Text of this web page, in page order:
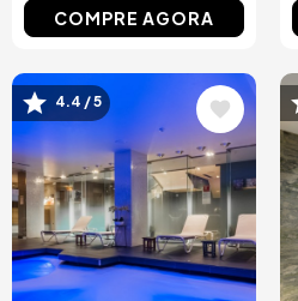
COMPRE AGORA
Imagem
4.4 / 5